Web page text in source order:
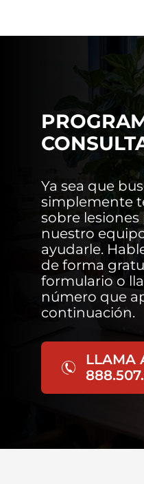
Ya sea que
simplemente
sobre lesiones
nuestro
ayudarle.
de forma
formulario o
número que
continuación.
LLAMA